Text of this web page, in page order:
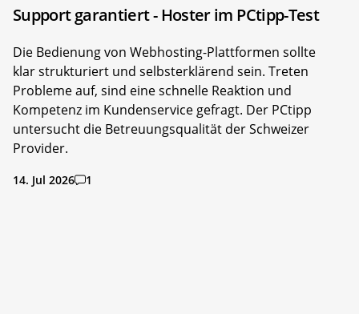
Support garantiert - Hoster im PCtipp-Test
Die Bedienung von Webhosting-Plattformen sollte
klar strukturiert und selbsterklärend sein. Treten
Probleme auf, sind eine schnelle Reaktion und
Kompetenz im Kundenservice gefragt. Der PCtipp
untersucht die Betreuungsqualität der Schweizer
Provider.
14. Jul 2026 1